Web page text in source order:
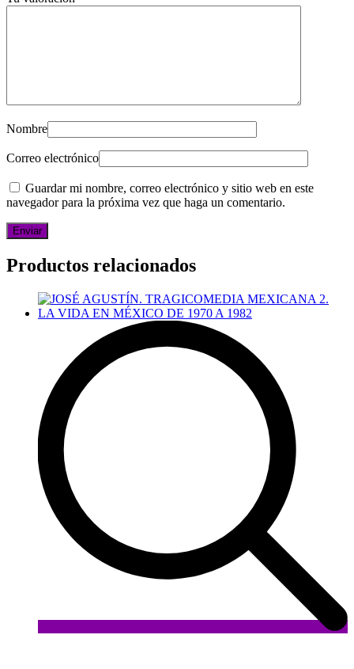
Nombre
Correo electrónico
Guardar mi nombre, correo electrónico y sitio web en este
navegador para la próxima vez que haga un comentario.
Productos relacionados